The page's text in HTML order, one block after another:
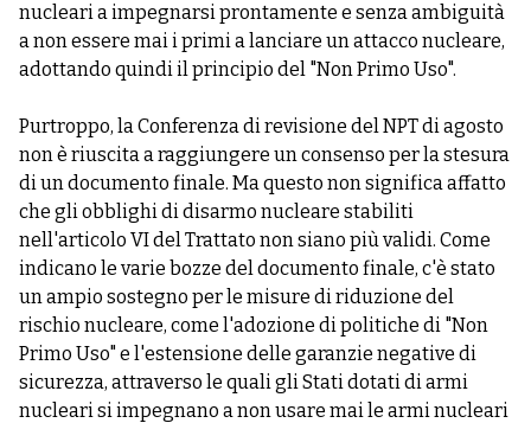
nucleari a impegnarsi prontamente e senza ambiguità
a non essere mai i primi a lanciare un attacco nucleare,
adottando quindi il principio del "Non Primo Uso".
Purtroppo, la Conferenza di revisione del NPT di agosto
non è riuscita a raggiungere un consenso per la stesura
di un documento finale. Ma questo non significa affatto
che gli obblighi di disarmo nucleare stabiliti
nell'articolo VI del Trattato non siano più validi. Come
indicano le varie bozze del documento finale, c'è stato
un ampio sostegno per le misure di riduzione del
rischio nucleare, come l'adozione di politiche di "Non
Primo Uso" e l'estensione delle garanzie negative di
sicurezza, attraverso le quali gli Stati dotati di armi
nucleari si impegnano a non usare mai le armi nucleari